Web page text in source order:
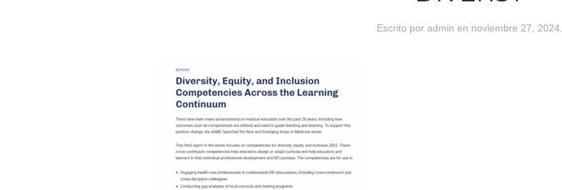
Escrito por admin en noviembre 27, 2024